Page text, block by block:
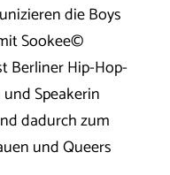
die Boys
Sookee©
Berliner Hip-Hop-
Speakerin
dadurch zum
und Queers